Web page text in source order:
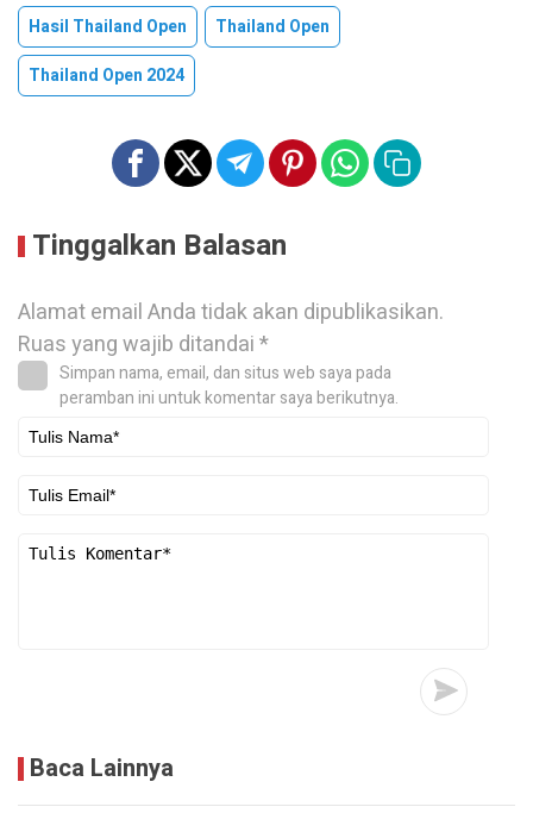
Hasil Thailand Open
Thailand Open
Thailand Open 2024
Tinggalkan Balasan
Alamat email Anda tidak akan dipublikasikan.
Ruas yang wajib ditandai*
Simpan nama, email, dan situs web saya pada
peramban ini untuk komentar saya berikutnya.
Baca Lainnya